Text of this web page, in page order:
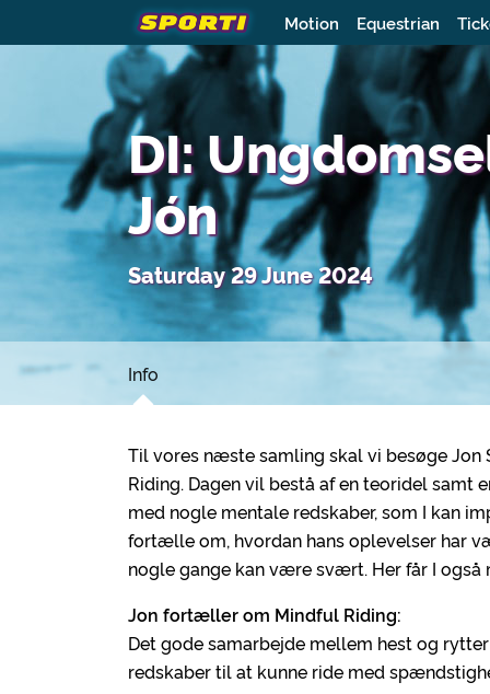
Motion Equestrian
DI:
Jón
Saturday 29 June 2024
Info
Til vores næste samling skal vi besøge
Riding. Dagen vil bestå af en teoridel samt
med nogle mentale redskaber, som I kan
fortælle om, hvordan hans oplevelser har
nogle gange kan være svært. Her får I
Jon fortæller om Mindful Riding:
Det gode samarbejde mellem hest og
redskaber til at kunne ride med